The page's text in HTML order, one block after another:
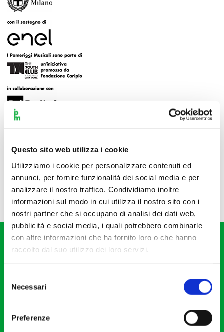
Questo sito web utilizza i cookie
Utilizziamo i cookie per personalizzare contenuti ed
annunci, per fornire funzionalità dei social media e per
analizzare il nostro traffico. Condividiamo inoltre
informazioni sul modo in cui utilizza il nostro sito con i
nostri partner che si occupano di analisi dei dati web,
pubblicità e social media, i quali potrebbero combinarle
con altre informazioni che ha fornito loro o che hanno
raccolto dal suo utilizzo dei loro servizi.
delNecessari
Preferenze
20121 Milano